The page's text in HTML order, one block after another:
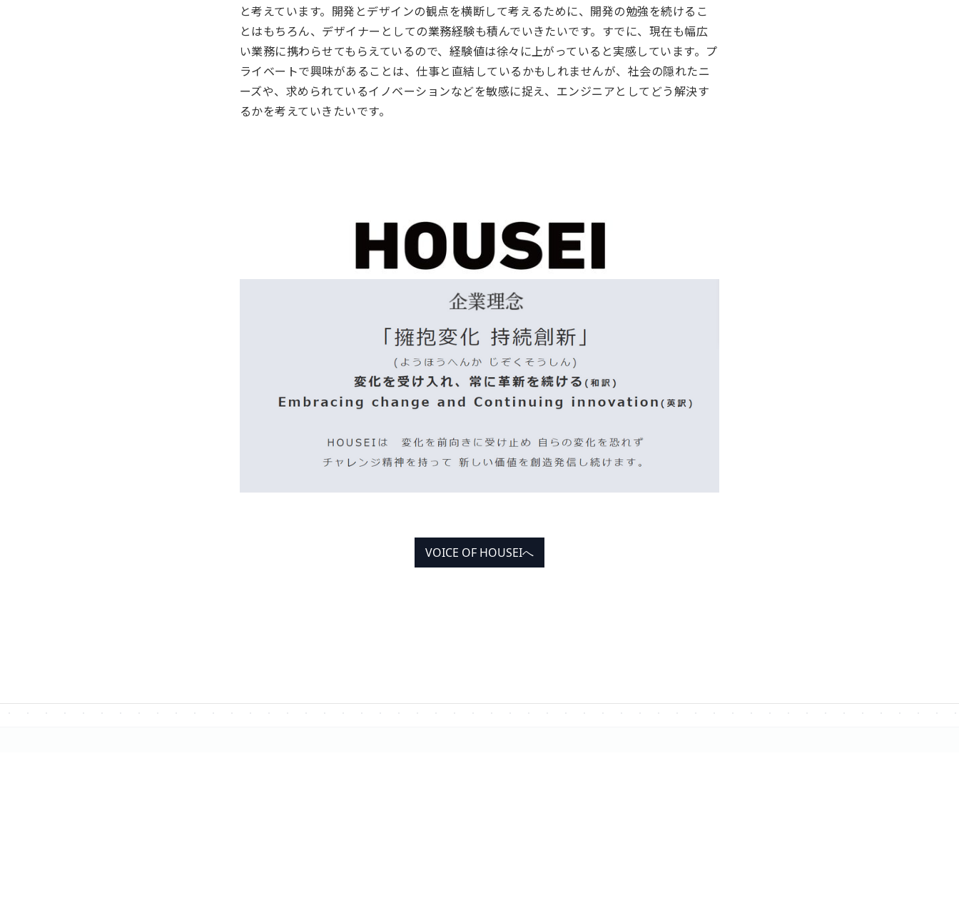
と考えています。開発とデザインの観点を横断して考えるために、開発の勉強を続けるこ
とはもちろん、デザイナーとしての業務経験も積んでいきたいです。すでに、現在も幅広
い業務に携わらせてもらえているので、経験値は徐々に上がっていると実感しています。プ
ライベートで興味があることは、仕事と直結しているかもしれませんが、社会の隠れたニ
ーズや、求められているイノベーションなどを敏感に捉え、エンジニアとしてどう解決す
るかを考えていきたいです。
VOICE OF HOUSEIへ